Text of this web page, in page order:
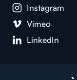
Instagram
Vimeo
LinkedIn